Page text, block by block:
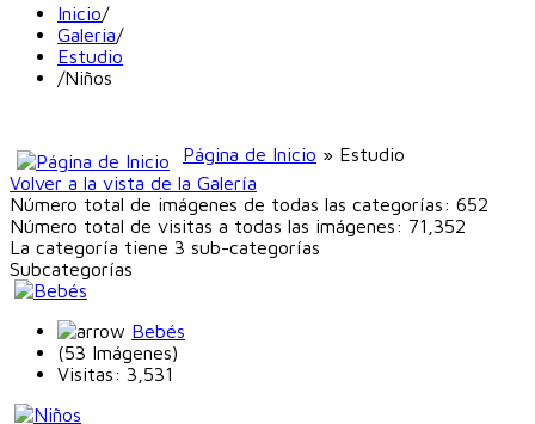
Inicio/
Galeria/
Estudio
/Niños
Página de Inicio » Estudio
Volver a la vista de la Galería
Número total de imágenes de todas las categorías: 652
Número total de visitas a todas las imágenes: 71,352
La categoría tiene 3 sub-categorías
Subcategorías
Bebés
(53 Imágenes)
Visitas: 3,531